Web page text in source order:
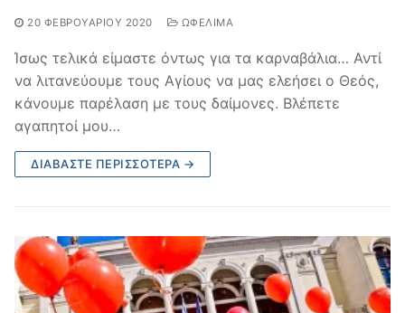
20 ΦΕΒΡΟΥΑΡΊΟΥ 2020 ΩΦΈΛΙΜΑ
Ίσως τελικά είμαστε όντως για τα καρναβάλια… Αντί
να λιτανεύουμε τους Αγίους να μας ελεήσει ο Θεός,
κάνουμε παρέλαση με τους δαίμονες. Βλέπετε
αγαπητοί μου…
ΔΙΑΒΆΣΤΕ ΠΕΡΙΣΣΌΤΕΡΑ →